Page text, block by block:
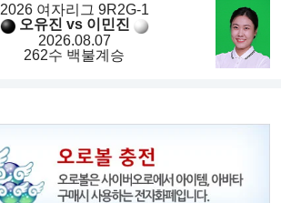
2026 여자리그 9R2G-1
오유진 vs 이민진
2026.08.07
262수 백불계승